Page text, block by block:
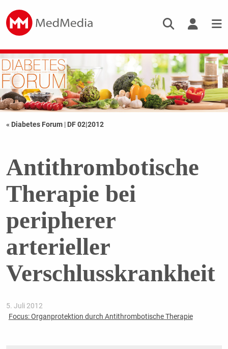
« Diabetes Forum | DF 02|2012
Antithrombotische
Therapie bei
peripherer
arterieller
Verschlusskrankheit
5. Juli 2012
Focus: Organprotektion durch Antithrombotische Therapie